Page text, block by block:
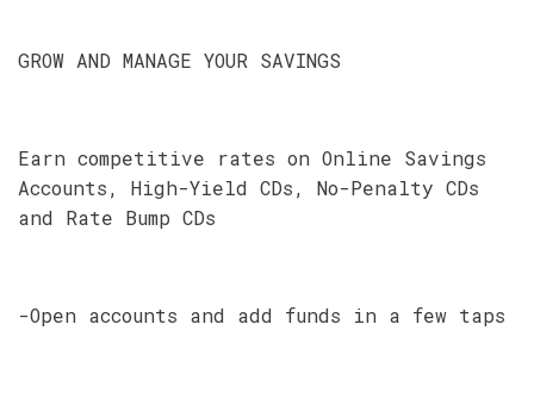
GROW AND MANAGE YOUR SAVINGS
Earn competitive rates on Online Savings
Accounts, High-Yield CDs, No-Penalty CDs
and Rate Bump CDs
-Open accounts and add funds in a few taps